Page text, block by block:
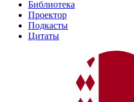
Библиотека
Проектор
Подкасты
Цитаты